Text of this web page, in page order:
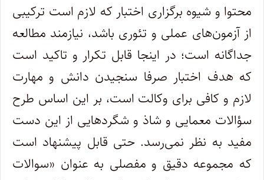
محتوا و شیوه برگزاری اختبار که لازم است ترکیبی
از آزمون‌های عملی و تئوری باشد، نیازمند مطالعه
جداگانه است؛ در اینجا قابل تکرار و تاکید است
که هدف اختبار صرفا سنجیدن دانش و مهارت
لازم و کافی برای وکالت است، بر این اساس طرح
سؤالات معمایی و شاذ و شگرد‌هایی از این دست
مفید به نظر نمی‌رسد. حتی قابل پیشنهاد است
که مجموعه دقیق و مفصلی به عنوان «سوالات